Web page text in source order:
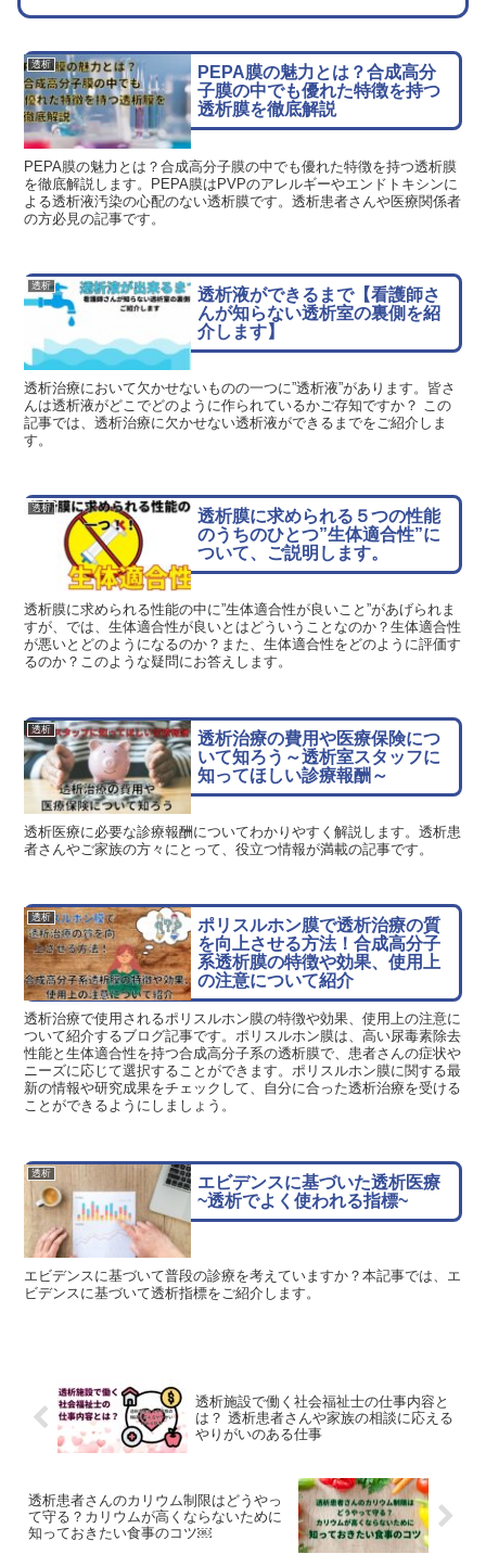
透析
PEPA膜の魅力とは？合成高分
子膜の中でも優れた特徴を持つ
透析膜を徹底解説
PEPA膜の魅力とは？合成高分子膜の中でも優れた特徴を持つ透析膜
を徹底解説します。PEPA膜はPVPのアレルギーやエンドトキシンに
よる透析液汚染の心配のない透析膜です。透析患者さんや医療関係者
の方必見の記事です。
透析
透析液ができるまで【看護師さ
んが知らない透析室の裏側を紹
介します】
透析治療において欠かせないものの一つに”透析液”があります。皆さ
んは透析液がどこでどのように作られているかご存知ですか？ この
記事では、透析治療に欠かせない透析液ができるまでをご紹介しま
す。
透析
透析膜に求められる５つの性能
のうちのひとつ”生体適合性”に
ついて、ご説明します。
透析膜に求められる性能の中に”生体適合性が良いこと”があげられま
すが、では、生体適合性が良いとはどういうことなのか？生体適合性
が悪いとどのようになるのか？また、生体適合性をどのように評価す
るのか？このような疑問にお答えします。
透析
透析治療の費用や医療保険につ
いて知ろう～透析室スタッフに
知ってほしい診療報酬～
透析医療に必要な診療報酬についてわかりやすく解説します。透析患
者さんやご家族の方々にとって、役立つ情報が満載の記事です。
透析
ポリスルホン膜で透析治療の質
を向上させる方法！合成高分子
系透析膜の特徴や効果、使用上
の注意について紹介
透析治療で使用されるポリスルホン膜の特徴や効果、使用上の注意に
ついて紹介するブログ記事です。ポリスルホン膜は、高い尿毒素除去
性能と生体適合性を持つ合成高分子系の透析膜で、患者さんの症状や
ニーズに応じて選択することができます。ポリスルホン膜に関する最
新の情報や研究成果をチェックして、自分に合った透析治療を受ける
ことができるようにしましょう。
透析
エビデンスに基づいた透析医療
~透析でよく使われる指標~
エビデンスに基づいて普段の診療を考えていますか？本記事では、エ
ビデンスに基づいて透析指標をご紹介します。
透析施設で働く社会福祉士の仕事内容と
は？ 透析患者さんや家族の相談に応える
やりがいのある仕事
透析患者さんのカリウム制限はどうやっ
て守る？カリウムが高くならないために
知っておきたい食事のコツ￼